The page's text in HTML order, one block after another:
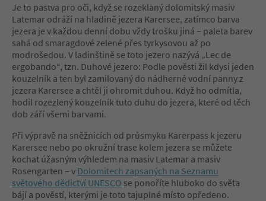
Je to pastva pro oči, když se rozeklaný dolomitský masiv
Latemar odráží na hladině jezera Karersee, zatímco barva
jezera je v každou denní dobu vždy trošku jiná – paleta barev
sahá od smaragdové zelené přes tyrkysovou až po
modrošedou. V ladinštině se toto jezero nazývá „Lec de
ergobando“, tzn. Duhové jezero: Podle pověsti žil kdysi jeden
kouzelník a ten byl zamilovaný do nádherné vodní panny z
jezera Karersee a chtěl ji ohromit duhou. Když ho odmítla,
hodil rozezlený kouzelník tuto duhu do jezera, které od těch
dob září všemi barvami.
Při výpravě na sněžnicích od průsmyku Karerpass k jezeru
Karersee nebo po okružní trase kolem jezera se můžete
kochat úžasným výhledem na masiv Latemar a masiv
Rosengarten – v Dolomitech zapsaných na Seznamu
světového dědictví UNESCO se ponoříte hluboko do světa
bájí a pověstí, kterými je toto tajuplné místo opředeno.